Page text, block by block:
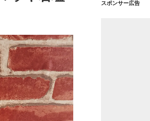
スポンサー広告